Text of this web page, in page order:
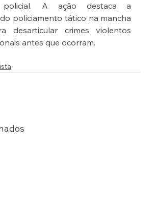
policial. A ação destaca a
policiamento tático na mancha
desarticular crimes violentos
antes que ocorram.